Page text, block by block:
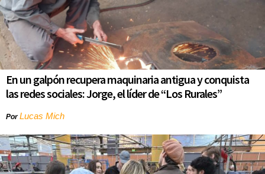
En un galpón recupera maquinaria antigua y conquista
las redes sociales: Jorge, el líder de “Los Rurales”
PorLucas Mich